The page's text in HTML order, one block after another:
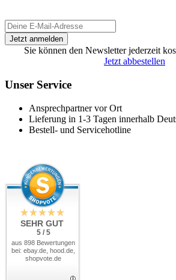
Sie können den Newsletter jederzeit
Jetzt abbestellen
Unser Service
Ansprechpartner vor Ort
Lieferung in 1-3 Tagen innerhalb
Bestell- und Servicehotline
SEHR GUT
5 / 5
aus 898 Bewertungen
bei: ebay.de, hood.de,
shopvote.de